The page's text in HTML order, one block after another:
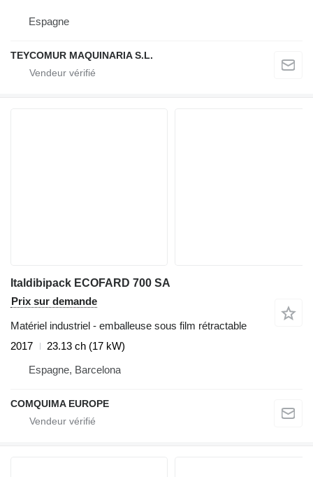
Espagne
TEYCOMUR MAQUINARIA S.L.
Italdibipack ECOFARD 700 SA
Prix sur demande
Matériel industriel - emballeuse sous film rétractable
2017
23.13 ch (17 kW)
Espagne, Barcelona
COMQUIMA EUROPE